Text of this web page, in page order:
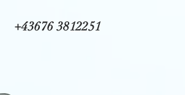
+43676 3812251